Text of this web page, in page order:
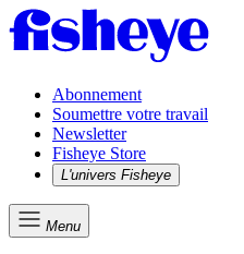
Abonnement
Soumettre votre travail
Newsletter
Fisheye Store
L'univers Fisheye
Menu